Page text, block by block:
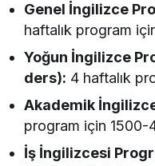
Genel İngilizce
haftalık program
Yoğun İngilizce
ders): 4 haftalık
Akademik
program için 1500-
İş İngilizcesi